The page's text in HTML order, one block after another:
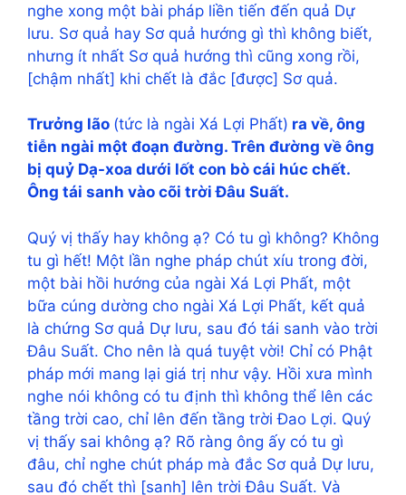
nghe xong một bài pháp liền tiến đến quả Dự
lưu. Sơ quả hay Sơ quả hướng gì thì không biết,
nhưng ít nhất Sơ quả hướng thì cũng xong rồi,
[chậm nhất] khi chết là đắc [được] Sơ quả.
Trưởng lão (tức là ngài Xá Lợi Phất) ra về, ông
tiễn ngài một đoạn đường. Trên đường về ông
bị quỷ Dạ-xoa dưới lốt con bò cái húc chết.
Ông tái sanh vào cõi trời Ðâu Suất.
Quý vị thấy hay không ạ? Có tu gì không? Không
tu gì hết! Một lần nghe pháp chút xíu trong đời,
một bài hồi hướng của ngài Xá Lợi Phất, một
bữa cúng dường cho ngài Xá Lợi Phất, kết quả
là chứng Sơ quả Dự lưu, sau đó tái sanh vào trời
Đâu Suất. Cho nên là quá tuyệt vời! Chỉ có Phật
pháp mới mang lại giá trị như vậy. Hồi xưa mình
nghe nói không có tu định thì không thể lên các
tầng trời cao, chỉ lên đến tầng trời Đao Lợi. Quý
vị thấy sai không ạ? Rõ ràng ông ấy có tu gì
đâu, chỉ nghe chút pháp mà đắc Sơ quả Dự lưu,
sau đó chết thì [sanh] lên trời Đâu Suất. Và